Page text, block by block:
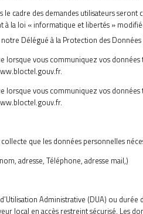
cadre des demandes utilisateurs
à la loi « informatique et libertés »
Délégué à la Protection des Données
lorsque vous communiquez vos
lorsque vous communiquez vos
que les données personnelles
adresse, Téléphone, adresse mail,)
Administrative (DUA) ou durée
local en accès restreint sécurisé. Les